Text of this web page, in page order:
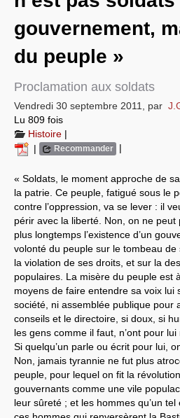
Gouvernance mondiale &
International
Résistances
Systèmes & société sous contrôle
Nouvelles de l’antirépublique
Crises "Covid-19 & H1N1"
Guerre en Ukraine
gouvernement,
du peuple »
Proclamation aux soldats
Vendredi 30 septembre 2011 par
Lu 809 fois
Histoire |
|
Recommander |
« Soldats, le moment approche de
la patrie. Ce peuple, fatigué sous le
contre l’oppression, va se lever : il
périr avec la liberté. Non, on ne
plus longtemps l’existence d’un
volonté du peuple sur le tombeau
la violation de ses droits, et sur la
populaires. La misère du peuple est
moyens de faire entendre sa voix lui
société, ni assemblée publique pour
conseils et le directoire, si doux, si
les gens comme il faut, n’ont pour
Si quelqu’un parle ou écrit pour lui,
Non, jamais tyrannie ne fut plus
peuple, pour lequel on fit la
gouvernants comme une vile
leur sûreté ; et les hommes qu’un